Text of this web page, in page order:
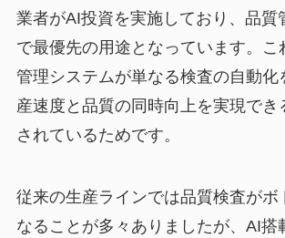
業者がAI投資を実施しており、品質
で最優先の用途となっています。こ
管理システムが単なる検査の自動化
産速度と品質の同時向上を実現でき
されているためです。
従来の生産ラインでは品質検査がボ
なることが多々ありましたが、AI搭